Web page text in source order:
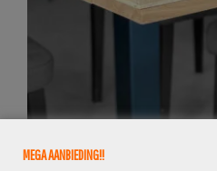
MEGA AANBIEDING!!